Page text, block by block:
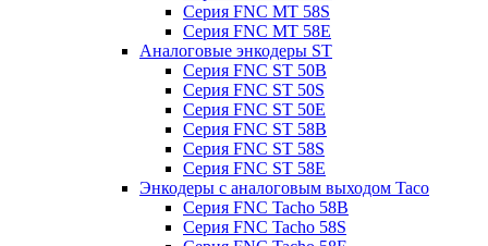
Серия FNC MT 58S
Серия FNC MT 58E
Аналоговые энкодеры ST
Серия FNC ST 50B
Серия FNC ST 50S
Серия FNC ST 50E
Серия FNC ST 58B
Серия FNC ST 58S
Серия FNC ST 58E
Энкодеры с аналоговым выходом Taco
Серия FNC Tacho 58B
Серия FNC Tacho 58S